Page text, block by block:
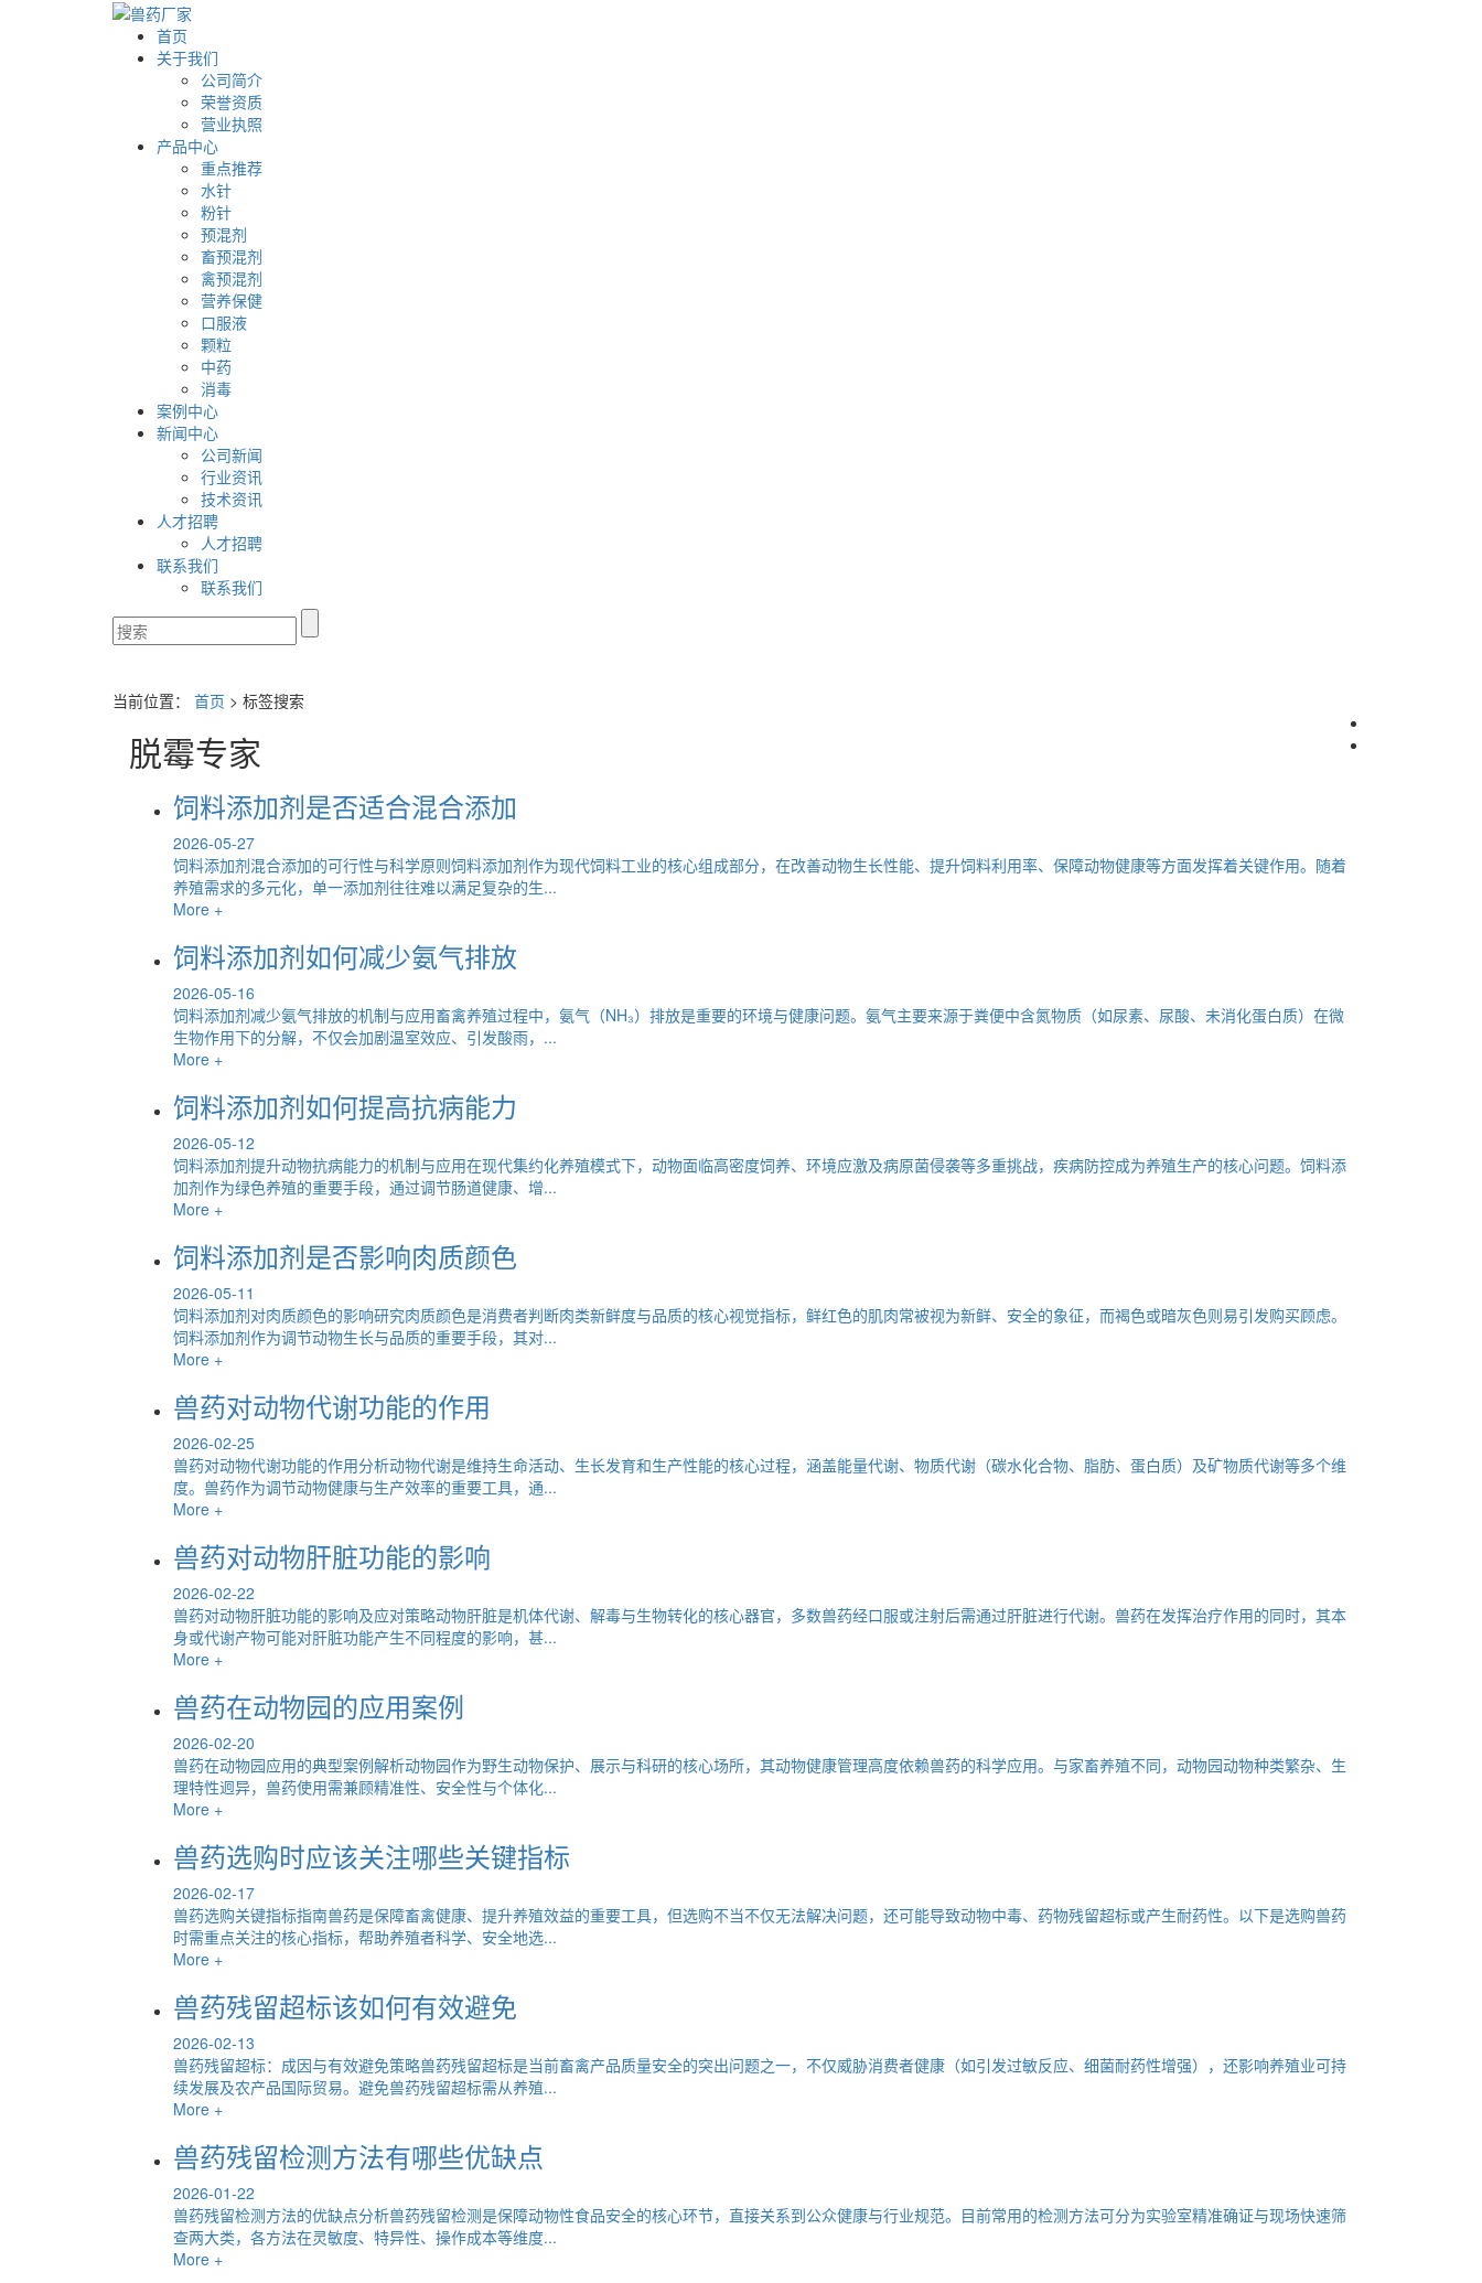
首页
关于我们
公司简介
荣誉资质
营业执照
产品中心
重点推荐
水针
粉针
预混剂
畜预混剂
禽预混剂
营养保健
口服液
颗粒
中药
消毒
案例中心
新闻中心
公司新闻
行业资讯
技术资讯
人才招聘
人才招聘
联系我们
联系我们
当前位置： 首页 > 标签搜索
脱霉专家
饲料添加剂是否适合混合添加
2026-05-27
饲料添加剂混合添加的可行性与科学原则饲料添加剂作为现代饲料工业的核心组成部分，在改善动物生长性能、提升饲料利用率、保障动物健康等方面发挥着关键作用。随着
养殖需求的多元化，单一添加剂往往难以满足复杂的生...
More +
饲料添加剂如何减少氨气排放
2026-05-16
饲料添加剂减少氨气排放的机制与应用畜禽养殖过程中，氨气（NH₃）排放是重要的环境与健康问题。氨气主要来源于粪便中含氮物质（如尿素、尿酸、未消化蛋白质）在微
生物作用下的分解，不仅会加剧温室效应、引发酸雨，...
More +
饲料添加剂如何提高抗病能力
2026-05-12
饲料添加剂提升动物抗病能力的机制与应用在现代集约化养殖模式下，动物面临高密度饲养、环境应激及病原菌侵袭等多重挑战，疾病防控成为养殖生产的核心问题。饲料添
加剂作为绿色养殖的重要手段，通过调节肠道健康、增...
More +
饲料添加剂是否影响肉质颜色
2026-05-11
饲料添加剂对肉质颜色的影响研究肉质颜色是消费者判断肉类新鲜度与品质的核心视觉指标，鲜红色的肌肉常被视为新鲜、安全的象征，而褐色或暗灰色则易引发购买顾虑。
饲料添加剂作为调节动物生长与品质的重要手段，其对...
More +
兽药对动物代谢功能的作用
2026-02-25
兽药对动物代谢功能的作用分析动物代谢是维持生命活动、生长发育和生产性能的核心过程，涵盖能量代谢、物质代谢（碳水化合物、脂肪、蛋白质）及矿物质代谢等多个维
度。兽药作为调节动物健康与生产效率的重要工具，通...
More +
兽药对动物肝脏功能的影响
2026-02-22
兽药对动物肝脏功能的影响及应对策略动物肝脏是机体代谢、解毒与生物转化的核心器官，多数兽药经口服或注射后需通过肝脏进行代谢。兽药在发挥治疗作用的同时，其本
身或代谢产物可能对肝脏功能产生不同程度的影响，甚...
More +
兽药在动物园的应用案例
2026-02-20
兽药在动物园应用的典型案例解析动物园作为野生动物保护、展示与科研的核心场所，其动物健康管理高度依赖兽药的科学应用。与家畜养殖不同，动物园动物种类繁杂、生
理特性迥异，兽药使用需兼顾精准性、安全性与个体化...
More +
兽药选购时应该关注哪些关键指标
2026-02-17
兽药选购关键指标指南兽药是保障畜禽健康、提升养殖效益的重要工具，但选购不当不仅无法解决问题，还可能导致动物中毒、药物残留超标或产生耐药性。以下是选购兽药
时需重点关注的核心指标，帮助养殖者科学、安全地选...
More +
兽药残留超标该如何有效避免
2026-02-13
兽药残留超标：成因与有效避免策略兽药残留超标是当前畜禽产品质量安全的突出问题之一，不仅威胁消费者健康（如引发过敏反应、细菌耐药性增强），还影响养殖业可持
续发展及农产品国际贸易。避免兽药残留超标需从养殖...
More +
兽药残留检测方法有哪些优缺点
2026-01-22
兽药残留检测方法的优缺点分析兽药残留检测是保障动物性食品安全的核心环节，直接关系到公众健康与行业规范。目前常用的检测方法可分为实验室精准确证与现场快速筛
查两大类，各方法在灵敏度、特异性、操作成本等维度...
More +